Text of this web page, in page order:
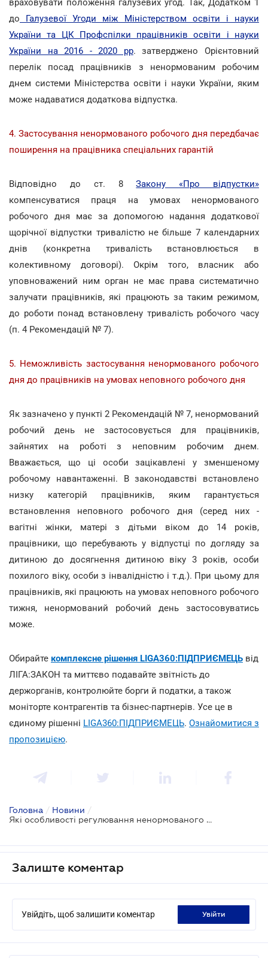
враховувати положення галузевих угод. Так, Додатком 1
до Галузевої Угоди між Міністерством освіти і науки
України та ЦК Профспілки працівників освіти і науки
України на 2016 - 2020 рр. затверджено Орієнтовний
перелік посад працівників з ненормованим робочим
днем системи Міністерства освіти і науки України, яким
може надаватися додаткова відпустка.
4. Застосування ненормованого робочого дня передбачає
поширення на працівника спеціальних гарантій
Відповідно до ст. 8Закону «Про відпустки»
компенсуватися праця на умовах ненормованого
робочого дня має за допомогою надання додаткової
щорічної відпустки тривалістю не більше 7 календарних
днів (конкретна тривалість встановлюється в
колективному договорі). Окрім того, власник або
уповноважений ним орган не має права систематично
залучати працівників, які працюють за таким режимом,
до роботи понад встановлену тривалість робочого часу
(п. 4 Рекомендацій № 7).
5. Неможливість застосування ненормованого робочого
дня до працівників на умовах неповного робочого дня
Як зазначено у пункті 2 Рекомендацій № 7, ненормований
робочий день не застосовується для працівників,
зайнятих на роботі з неповним робочим днем.
Вважається, що ці особи зацікавлені у зменшеному
робочому навантаженні. В законодавстві встановлено
низку категорій працівників, яким гарантується
встановлення неповного робочого дня (серед них -
вагітні жінки, матері з дітьми віком до 14 років,
працівники, що перебувають у відпустці по догляду за
дитиною до досягнення дитиною віку 3 років, особи
похилого віку, особи з інвалідністю і т.д.). При цьому для
працівників, які працюють на умовах неповного робочого
тижня, ненормований робочий день застосовуватись
може.
Обирайте комплексне рішення LIGA360:ПІДПРИЄМЕЦЬ від
ЛІГА:ЗАКОН та миттєво подавайте звітність до
держорганів, контролюйте борги й податки, а також
моніторте контрагентів та бізнес-партнерів. Усе це в
єдиному рішенні LIGA360:ПІДПРИЄМЕЦЬ. Ознайомитися з
пропозицією.
Головна / Новини /
Які особливості регулювання ненормованого робочого дня
Залиште коментар
Увійдіть, щоб залишити коментар увійти